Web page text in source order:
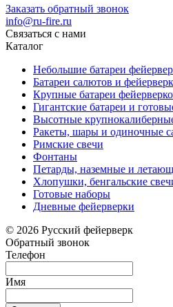
Заказать обратный звонок
info@ru-fire.ru
Связаться с нами
Каталог
Небольшие батареи
Батареи салютов и
Крупные батареи
Гигантские батареи и
Высотные
Ракеты, шары и одиночные
Римские свечи
Фонтаны
Петарды, наземные и
Хлопушки, бенгальские
Готовые наборы
Дневные фейерверки
© 2026 Русский фейерверк
Обратный звонок
Телефон
Имя